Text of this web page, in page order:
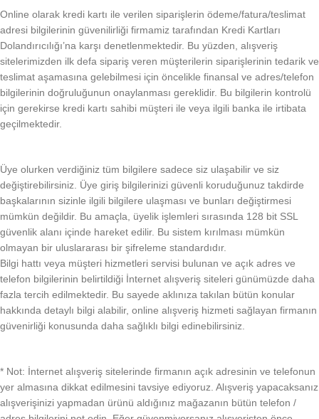
Online olarak kredi kartı ile verilen siparişlerin ödeme/fatura/teslimat
adresi bilgilerinin güvenilirliği firmamiz tarafından Kredi Kartları
Dolandırıcılığı’na karşı denetlenmektedir. Bu yüzden, alışveriş
sitelerimizden ilk defa sipariş veren müşterilerin siparişlerinin tedarik ve
teslimat aşamasına gelebilmesi için öncelikle finansal ve adres/telefon
bilgilerinin doğruluğunun onaylanması gereklidir. Bu bilgilerin kontrolü
için gerekirse kredi kartı sahibi müşteri ile veya ilgili banka ile irtibata
geçilmektedir.
Üye olurken verdiğiniz tüm bilgilere sadece siz ulaşabilir ve siz
değiştirebilirsiniz. Üye giriş bilgilerinizi güvenli koruduğunuz takdirde
başkalarının sizinle ilgili bilgilere ulaşması ve bunları değiştirmesi
mümkün değildir. Bu amaçla, üyelik işlemleri sırasında 128 bit SSL
güvenlik alanı içinde hareket edilir. Bu sistem kırılması mümkün
olmayan bir uluslararası bir şifreleme standardıdır.
Bilgi hattı veya müşteri hizmetleri servisi bulunan ve açık adres ve
telefon bilgilerinin belirtildiği İnternet alışveriş siteleri günümüzde daha
fazla tercih edilmektedir. Bu sayede aklınıza takılan bütün konular
hakkında detaylı bilgi alabilir, online alışveriş hizmeti sağlayan firmanın
güvenirliği konusunda daha sağlıklı bilgi edinebilirsiniz.
* Not: İnternet alışveriş sitelerinde firmanın açık adresinin ve telefonun
yer almasına dikkat edilmesini tavsiye ediyoruz. Alışveriş yapacaksanız
alışverişinizi yapmadan ürünü aldığınız mağazanın bütün telefon /